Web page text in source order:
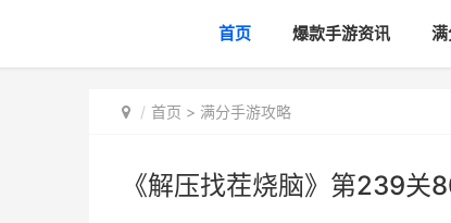
首页 爆款手游资讯
首页 > 满分手游攻略
《解压找茬烧脑》第239关